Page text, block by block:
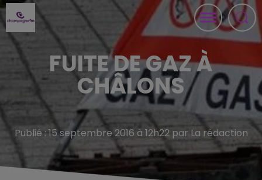
FUITE DE GAZ À
CHÂLONS
Publié : 15 septembre 2016 à 12h22 par La rédaction